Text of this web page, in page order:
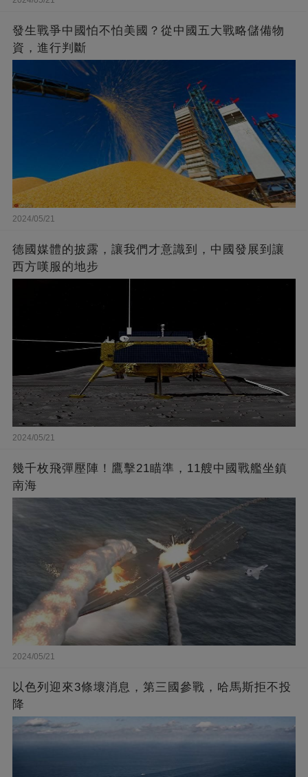
發生戰爭中國怕不怕美國？從中國五大戰略儲備物
資，進行判斷
2024/05/21
德國媒體的披露，讓我們才意識到，中國發展到讓
西方嘆服的地步
2024/05/21
幾千枚飛彈壓陣！鷹擊21瞄準，11艘中國戰艦坐鎮
南海
2024/05/21
以色列迎來3條壞消息，第三國參戰，哈馬斯拒不投
降